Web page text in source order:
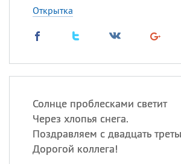
Открытка
Солнце проблесками светит
Через хлопья снега.
Поздравляем с двадцать
Дорогой коллега!